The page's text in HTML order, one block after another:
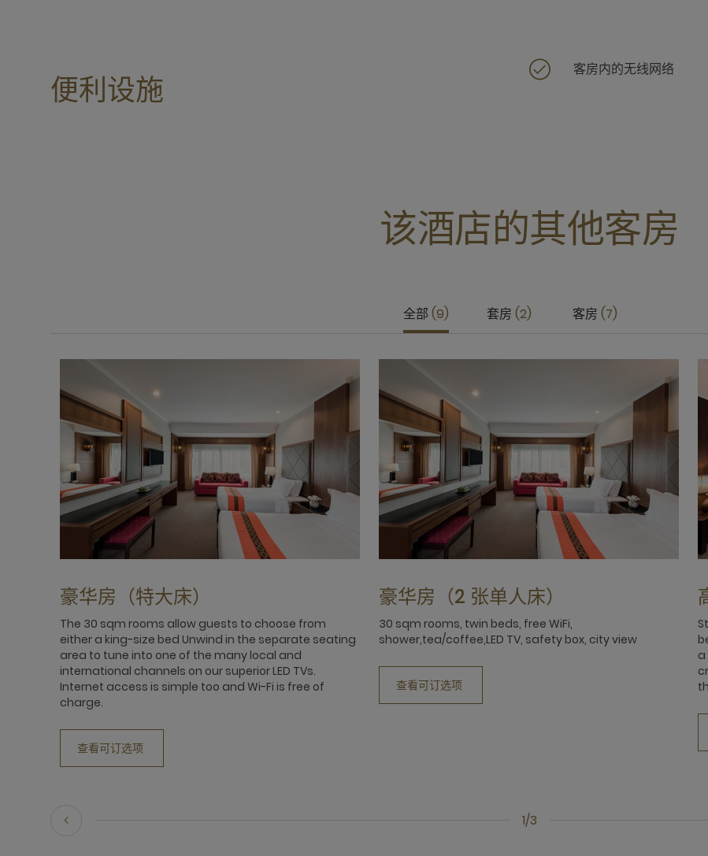
便利设施
客房内的无线网络
该酒店的其他客房
全部 9 套房 2 客房 7
1/3
豪华房（特大床）
The 30 sqm rooms allow guests to choose from
either a king-size bed Unwind in the separate seating
area to tune into one of the many local and
international channels on our superior LED TVs.
Internet access is simple too and Wi-Fi is free of
charge.
查看可订选项
豪华房（2 张单人床）
30 sqm rooms, twin beds, free WiFi,
shower,tea/coffee,LED TV, safety box, city view
查看可订选项